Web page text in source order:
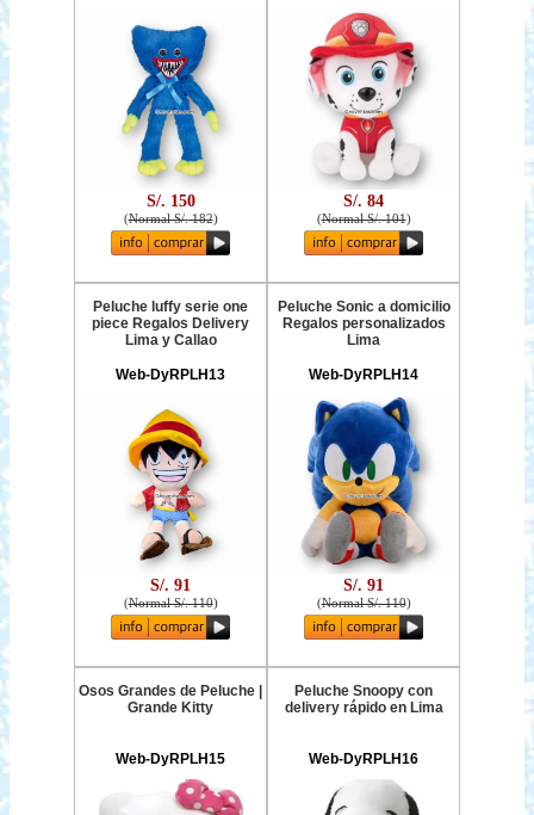
S/. 150
(Normal S/. 182)
S/. 84
(Normal S/. 101)
Peluche luffy serie one
piece Regalos Delivery
Lima y Callao
Web-DyRPLH13
S/. 91
(Normal S/. 110)
Peluche Sonic a domicilio
Regalos personalizados
Lima
Web-DyRPLH14
S/. 91
(Normal S/. 110)
Osos Grandes de Peluche |
Grande Kitty
Web-DyRPLH15
Peluche Snoopy con
delivery rápido en Lima
Web-DyRPLH16